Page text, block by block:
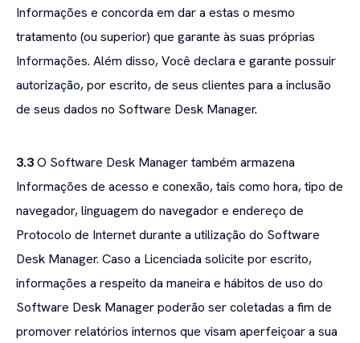
Informações e concorda em dar a estas o mesmo
tratamento (ou superior) que garante às suas próprias
Informações. Além disso, Você declara e garante possuir
autorização, por escrito, de seus clientes para a inclusão
de seus dados no Software Desk Manager.
3.3O Software Desk Manager também armazena
Informações de acesso e conexão, tais como hora, tipo de
navegador, linguagem do navegador e endereço de
Protocolo de Internet durante a utilização do Software
Desk Manager. Caso a Licenciada solicite por escrito,
informações a respeito da maneira e hábitos de uso do
Software Desk Manager poderão ser coletadas a fim de
promover relatórios internos que visam aperfeiçoar a sua